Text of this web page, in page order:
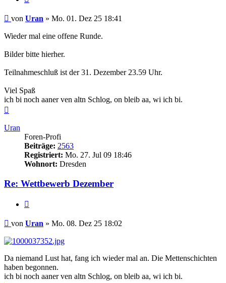
Beitrag
von Uran » Mo. 01. Dez 25 18:41
Wieder mal eine offene Runde.
Bilder bitte hierher.
Teilnahmeschluß ist der 31. Dezember 23.59 Uhr.
Viel Spaß
ich bi noch aaner ven altn Schlog, on bleib aa, wi ich bi.
Uran
Foren-Profi
Beiträge: 2563
Registriert: Mo. 27. Jul 09 18:46
Wohnort: Dresden
Re: Wettbewerb Dezember
Beitrag
von Uran » Mo. 08. Dez 25 18:02
Da niemand Lust hat, fang ich wieder mal an. Die Mettenschichten
haben begonnen.
ich bi noch aaner ven altn Schlog, on bleib aa, wi ich bi.